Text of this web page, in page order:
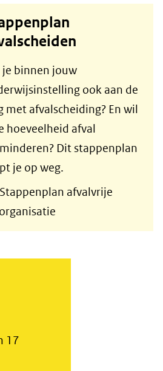
je binnen jouw
ook aan de
met afvalscheiding? En wil
hoeveelheid afval
Dit stappenplan
je op weg.
Stappenplan afvalvrije
organisatie
17